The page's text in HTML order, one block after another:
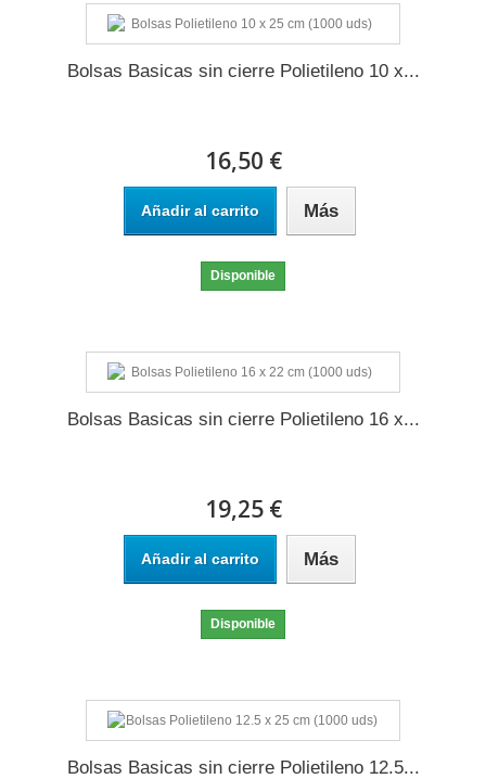
Bolsas Basicas sin cierre Polietileno 10 x...
16,50 €
Añadir al carrito Más
Disponible
Bolsas Basicas sin cierre Polietileno 16 x...
19,25 €
Añadir al carrito Más
Disponible
Bolsas Basicas sin cierre Polietileno 12.5...